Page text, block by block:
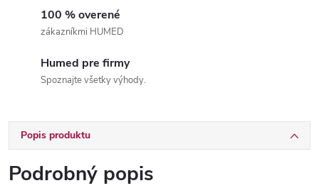
100 % overené
zákazníkmi HUMED
Humed pre firmy
Spoznajte všetky výhody.
Popis produktu
Podrobný popis